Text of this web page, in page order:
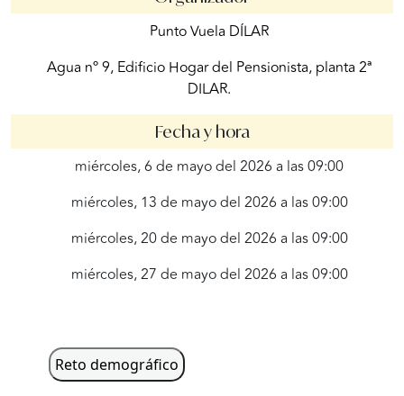
Punto Vuela DÍLAR
Agua nº 9, Edificio Hogar del Pensionista, planta 2ª
DILAR.
Fecha y hora
miércoles, 6 de mayo del 2026 a las 09:00
miércoles, 13 de mayo del 2026 a las 09:00
miércoles, 20 de mayo del 2026 a las 09:00
miércoles, 27 de mayo del 2026 a las 09:00
Reto demográfico